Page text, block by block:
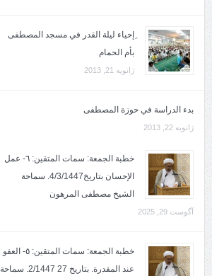
ِإحياء ليلة القدر في مسجد المصطفى
بأم الحمام
ژانویه 21, 2013
بدء الدراسة في حوزة المصطفى
ژانویه 22, 2013
خطبة الجمعة: سمات المتقين: ٦- عمل
الإحسان بتاريخ4/3/1447. سماحة
الشيخ مصطفى المرهون
آگوست 29, 2025
خطبة الجمعة: سمات المتقين: ٥- العفو
عند المقدرة. بتاريخ 27 2/1447. سماحة